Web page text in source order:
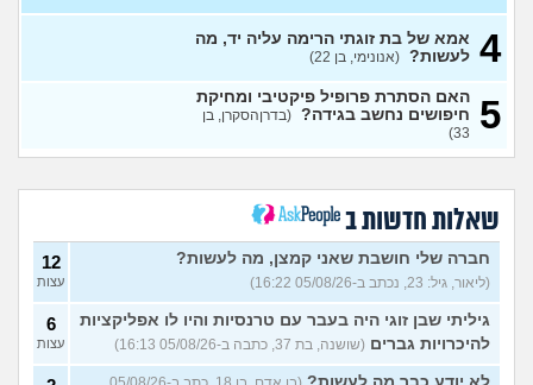
האם מה שאני מרגיש זה הגיוני
ותקין?
(לירון, בן 31)
איך להתגבר על רצון לקשר
לפני הזמן?
(אנונימית, בת 21)
הבילויים, זה מוריד לכם?
(לחם ושעשועים, בן 36)
13
כשרבתי עם בת הזוג שלי,
דחפתי אותה מתוך כעס. איך
להתמודד?
(אלכס, שם בדוי, בן
40)
13
עצות
איך להסביר לה שאני רוצה
להיפרד?
(עידן, בן 27)
20
עצות
4 אמא של בת זוגתי הרימה עליה יד, מה
לעשות? (אנונימי, בן 22)
5 האם הסתרת פרופיל פיקטיבי ומחיקת
חיפושים נחשב בגידה? (בדרןהסקרן, בן
33)
שאלות חדשות ב
חברה שלי חושבת שאני קמצן, מה לעשות?
(ליאור, גיל: 23, נכתב ב-05/08/26 16:22)
12
עצות
גיליתי שבן זוגי היה בעבר עם טרנסיות והיו לו אפליקציות
להיכרויות גברים (שושנה, בת 37, כתבה ב-05/08/26 16:13)
6
עצות